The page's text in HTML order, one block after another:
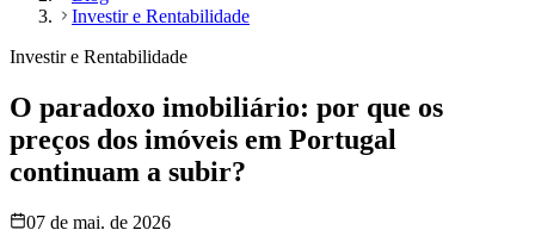
Investir e Rentabilidade
Investir e Rentabilidade
O paradoxo imobiliário: por que os
preços dos imóveis em Portugal
continuam a subir?
07 de mai. de 2026